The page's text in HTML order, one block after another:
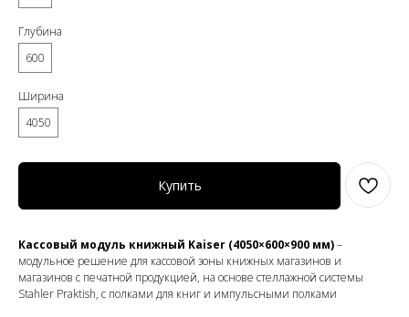
Глубина
600
Ширина
4050
Купить
Кассовый модуль книжный Kaiser (4050×600×900 мм)–
модульное решение для кассовой зоны книжных магазинов и
магазинов с печатной продукцией, на основе стеллажной системы
Stahler Praktish, с полками для книг и импульсными полками